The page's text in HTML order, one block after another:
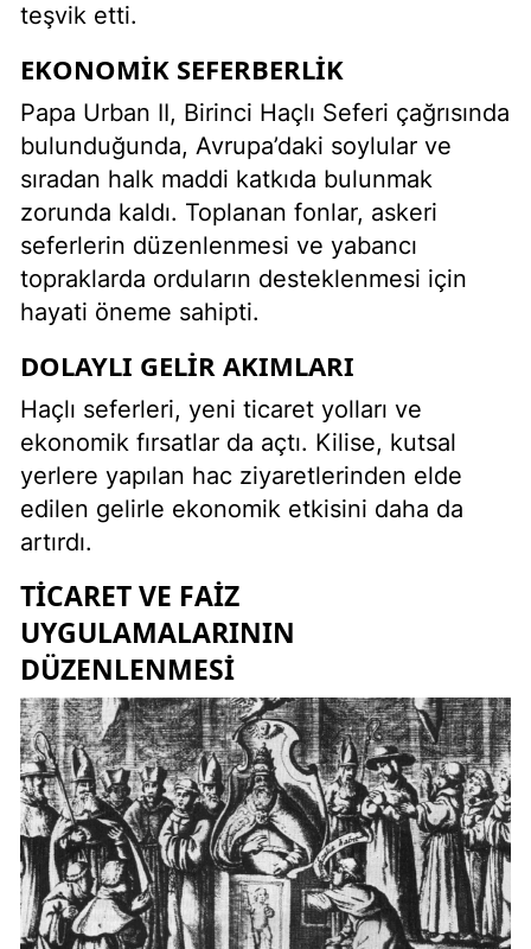
teşvik etti.
EKONOMIK SEFERBERLIK
Papa Urban II, Birinci Haçlı Seferi çağrısında
bulunduğunda, Avrupa’daki soylular ve
sıradan halk maddi katkıda bulunmak
zorunda kaldı. Toplanan fonlar, askeri
seferlerin düzenlenmesi ve yabancı
topraklarda orduların desteklenmesi için
hayati öneme sahipti.
DOLAYLI GELIR AKIMLARI
Haçlı seferleri, yeni ticaret yolları ve
ekonomik fırsatlar da açtı. Kilise, kutsal
yerlere yapılan hac ziyaretlerinden elde
edilen gelirle ekonomik etkisini daha da
artırdı.
TICARET VE FAIZ
UYGULAMALARININ
DÜZENLENMESI